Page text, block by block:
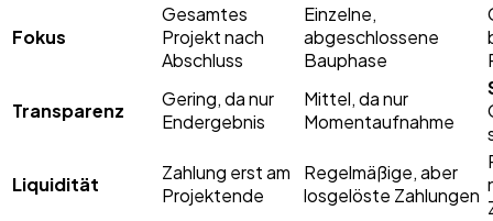
Fokus
Gesamtes
Projekt nach
Abschluss
Einzelne,
abgeschlossene
Bauphase
Transparenz
Gering, da nur
Endergebnis
Mittel, da nur
Momentaufnahme
Liquidität
Zahlung erst am
Projektende
Regelmäßige, aber
losgelöste Zahlungen